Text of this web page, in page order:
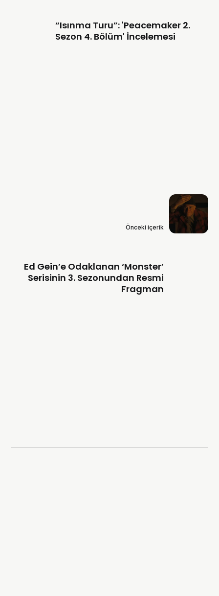
“Isınma Turu”: 'Peacemaker 2.
Sezon 4. Bölüm' İncelemesi
Önceki içerik
Ed Gein’e Odaklanan ‘Monster’
Serisinin 3. Sezonundan Resmi
Fragman